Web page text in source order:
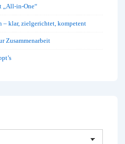
„All-in-One“
– klar, zielgerichtet, kompetent
Zusammenarbeit